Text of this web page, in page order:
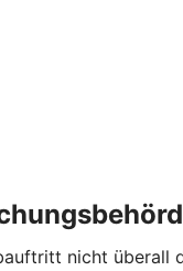
nicht